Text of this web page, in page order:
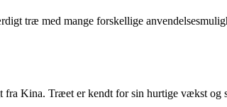
træ med mange forskellige
Kina. Træet er kendt for sin hurtige vækst